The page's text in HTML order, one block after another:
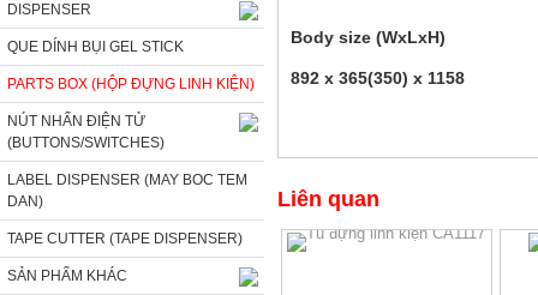
DISPENSER
QUE DÍNH BỤI GEL STICK
PARTS BOX (HỘP ĐỰNG LINH KIỆN)
NÚT NHẤN ĐIỆN TỬ
(BUTTONS/SWITCHES)
LABEL DISPENSER (MAY BOC TEM
DAN)
TAPE CUTTER (TAPE DISPENSER)
SẢN PHẨM KHÁC
Body size
892 x 365(350) x
Liên quan